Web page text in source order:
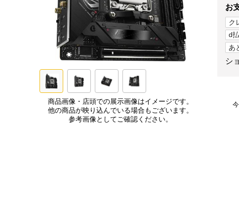
商品画像・店頭での展示画像はイメージです。
他の商品が映り込んでいる場合もございます。
参考画像としてご確認ください。
お
ク
d
あ
シ